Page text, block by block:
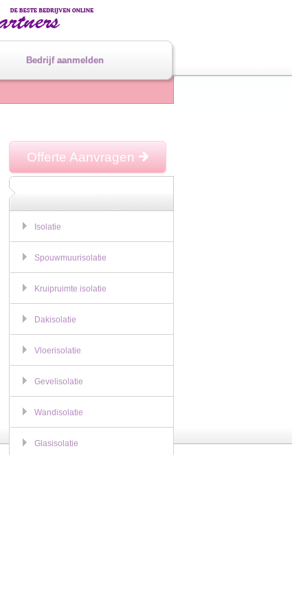
Bedrijf aanmelden
Offerte Aanvragen
Isolatie
Spouwmuurisolatie
Kruipruimte isolatie
Dakisolatie
Vloerisolatie
Gevelisolatie
Wandisolatie
Glasisolatie